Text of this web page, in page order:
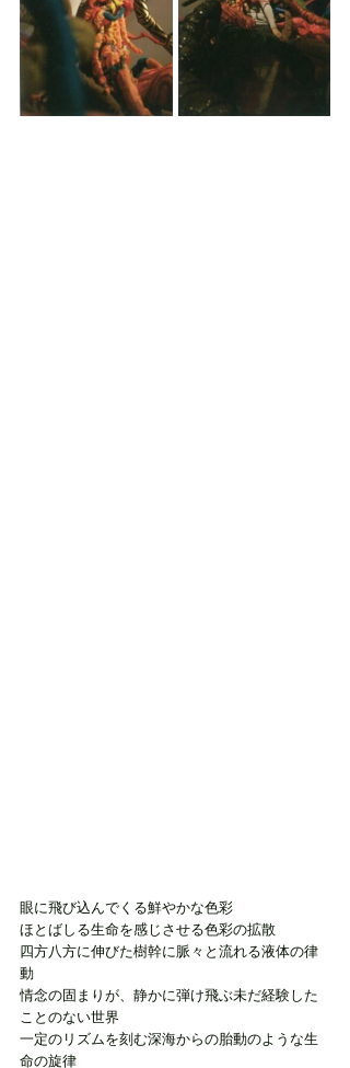
眼に飛び込んでくる鮮やかな色彩
ほとばしる生命を感じさせる色彩の拡散
四方八方に伸びた樹幹に脈々と流れる液体の律
動
情念の固まりが、静かに弾け飛ぶ未だ経験した
ことのない世界
一定のリズムを刻む深海からの胎動のような生
命の旋律